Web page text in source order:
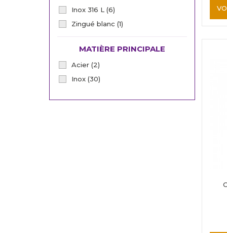
Inox 316 L (6)
Zingué blanc (1)
MATIÈRE PRINCIPALE
Acier (2)
Inox (30)